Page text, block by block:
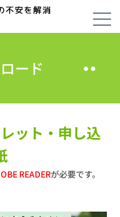
ード
ット・申し込
READERが必要です。